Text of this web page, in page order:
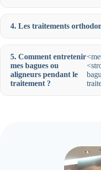
4. Les traitements
5. Comment entretenir
mes bagues ou
aligneurs pendant le
traitement ?